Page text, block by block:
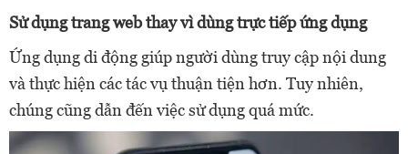
Sử dụng trang web thay vì dùng trực tiếp ứng dụng
Ứng dụng di động giúp người dùng truy cập nội dung
và thực hiện các tác vụ thuận tiện hơn. Tuy nhiên,
chúng cũng dẫn đến việc sử dụng quá mức.